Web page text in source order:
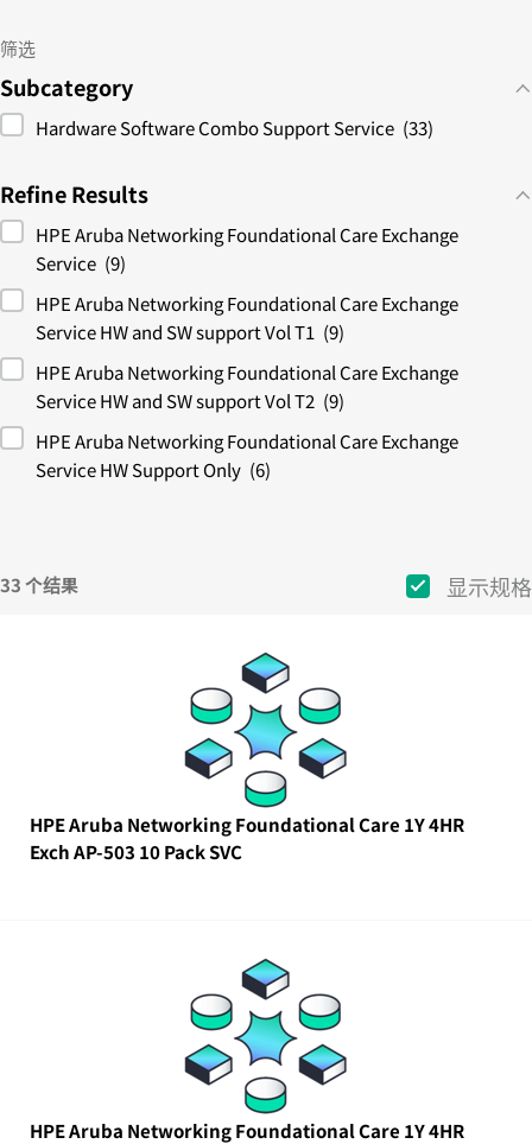
筛选
Subcategory
Hardware Software Combo Support Service (33)
Refine Results
HPE Aruba Networking Foundational Care Exchange
Service (9)
HPE Aruba Networking Foundational Care Exchange
Service HW and SW support Vol T1 (9)
HPE Aruba Networking Foundational Care Exchange
Service HW and SW support Vol T2 (9)
HPE Aruba Networking Foundational Care Exchange
Service HW Support Only (6)
33 个结果 显示规格
HPE Aruba Networking Foundational Care 1Y 4HR
Exch AP-503 10 Pack SVC
HPE Aruba Networking Foundational Care 1Y 4HR